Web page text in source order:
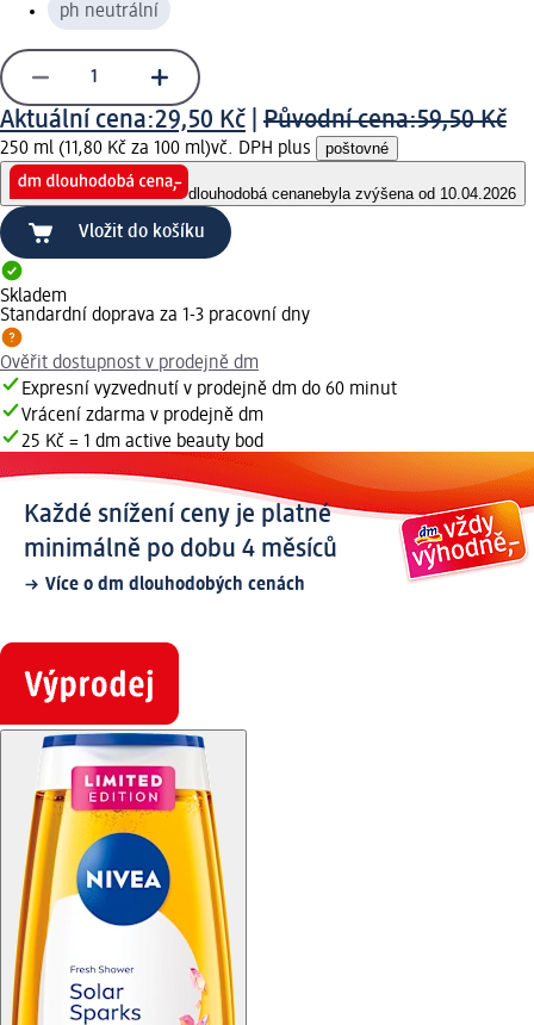
ph neutrální
Aktuální cena:29,50 Kč Původní cena:59,50 Kč
250 ml (11,80 Kč za 100 ml)vč. DPH plus poštovné
dlouhodobá cenanebyla zvýšena od 10.04.2026
Vložit do košíku
Skladem
Standardní doprava za 1-3 pracovní dny
Ověřit dostupnost v prodejně dm
Expresní vyzvednutí v prodejně dm do 60 minut
Vrácení zdarma v prodejně dm
25 Kč = 1 dm active beauty bod
Každé snížení ceny je platné
minimálně po dobu 4 měsíců
Více o dm dlouhodobých cenách